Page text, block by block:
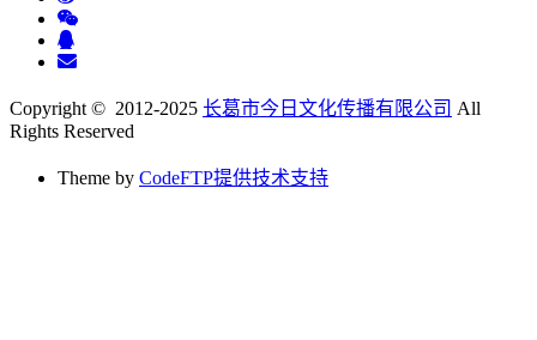
Copyright © 2012-2025 长葛市今日文化传播有限公司 All
Rights Reserved
Theme by CodeFTP提供技术支持